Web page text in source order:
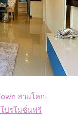
สามโคก-
ปรโมชั่นฟรี